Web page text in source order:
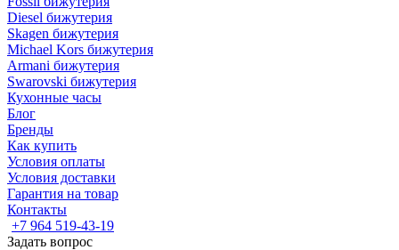
Diesel бижутерия
Skagen бижутерия
Michael Kors бижутерия
Armani бижутерия
Swarovski бижутерия
Кухонные часы
Блог
Бренды
Как купить
Условия оплаты
Условия доставки
Гарантия на товар
Контакты
+7 964 519-43-19
Задать вопрос